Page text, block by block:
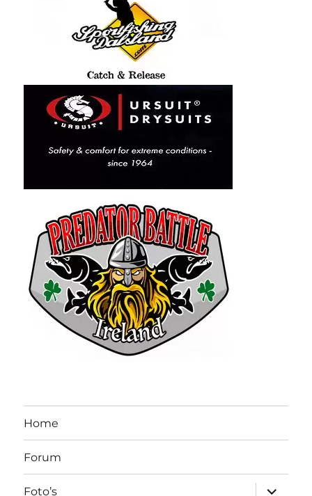
Home
Forum
Foto’s